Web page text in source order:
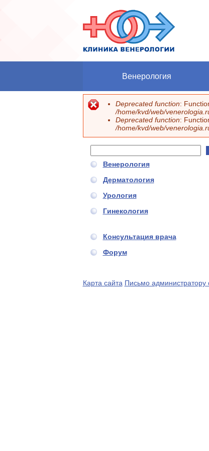
Венерология
Сообщение об ошибке
Deprecated function:
/home/kvd/web/
Deprecated function:
/home/kvd/web/
Форма поиска
Поиск
Венерология
Дерматология
Урология
Гинекология
Консультация врача
Форум
Карта сайта Письмо администратору